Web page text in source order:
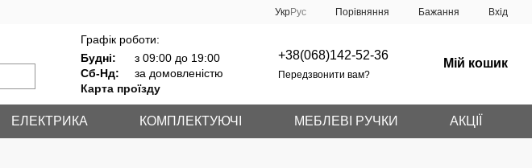
УкрРус Порівняння Бажання Вхід
Графік роботи:
Будні:
з 09:00 до 19:00
Сб-Нд:
за домовленістю
Карта проїзду
+38(068)142-52-36
Передзвонити вам?
Мій кошик
ЕЛЕКТРИКА КОМПЛЕКТУЮЧІ МЕБЛЕВІ РУЧКИ АКЦІЇ